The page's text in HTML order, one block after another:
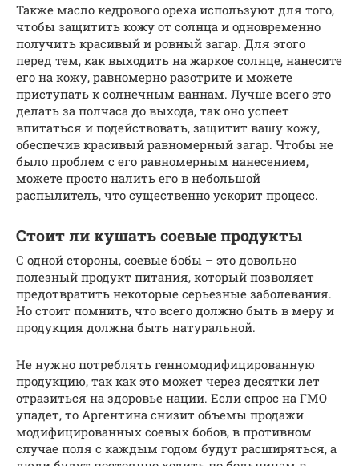
Также масло кедрового ореха используют для того,
чтобы защитить кожу от солнца и одновременно
получить красивый и ровный загар. Для этого
перед тем, как выходить на жаркое солнце, нанесите
его на кожу, равномерно разотрите и можете
приступать к солнечным ваннам. Лучше всего это
делать за полчаса до выхода, так оно успеет
впитаться и подействовать, защитит вашу кожу,
обеспечив красивый равномерный загар. Чтобы не
было проблем с его равномерным нанесением,
можете просто налить его в небольшой
распылитель, что существенно ускорит процесс.
Стоит ли кушать соевые продукты
С одной стороны, соевые бобы – это довольно
полезный продукт питания, который позволяет
предотвратить некоторые серьезные заболевания.
Но стоит помнить, что всего должно быть в меру и
продукция должна быть натуральной.
Не нужно потреблять генномодифицированную
продукцию, так как это может через десятки лет
отразиться на здоровье нации. Если спрос на ГМО
упадет, то Аргентина снизит объемы продажи
модифицированных соевых бобов, в противном
случае поля с каждым годом будут расширяться, а